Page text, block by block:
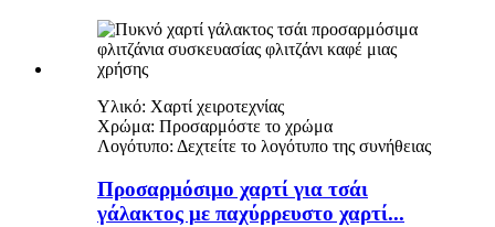
Υλικό: Χαρτί χειροτεχνίας
Χρώμα: Προσαρμόστε το χρώμα
Λογότυπο: Δεχτείτε το λογότυπο της συνήθειας
Προσαρμόσιμο χαρτί για τσάι
γάλακτος με παχύρρευστο χαρτί...